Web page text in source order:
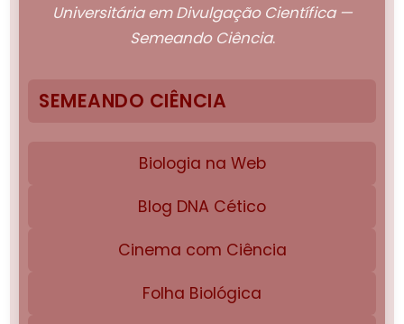
Universitária em Divulgação Científica —
Semeando Ciência.
SEMEANDO CIÊNCIA
Biologia na Web
Blog DNA Cético
Cinema com Ciência
Folha Biológica